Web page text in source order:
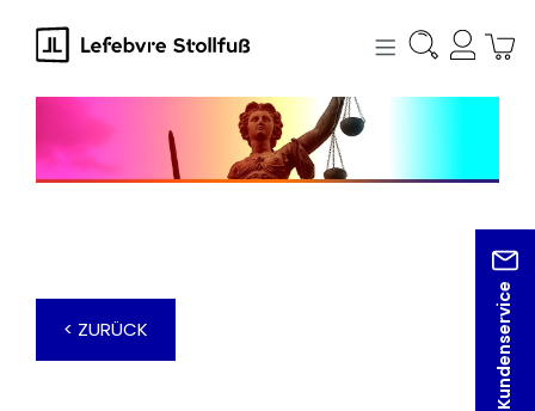
springen
Kundenservice
< ZURÜCK